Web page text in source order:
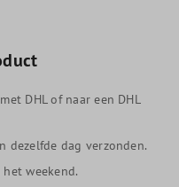
DHL of naar een DHL
dezelfde dag verzonden.
weekend.